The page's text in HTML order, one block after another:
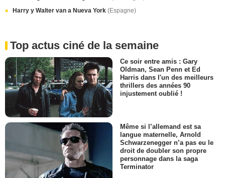
Harry y Walter van a Nueva York (Espagne)
Top actus ciné de la semaine
Ce soir entre amis : Gary
Oldman, Sean Penn et Ed
Harris dans l'un des meilleurs
thrillers des années 90
injustement oublié !
Même si l’allemand est sa
langue maternelle, Arnold
Schwarzenegger n’a pas eu le
droit de doubler son propre
personnage dans la saga
Terminator